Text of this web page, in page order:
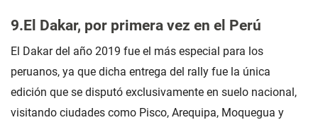
9.El Dakar, por primera vez en el Perú
El Dakar del año 2019 fue el más especial para los
peruanos, ya que dicha entrega del rally fue la única
edición que se disputó exclusivamente en suelo nacional,
visitando ciudades como Pisco, Arequipa, Moquegua y